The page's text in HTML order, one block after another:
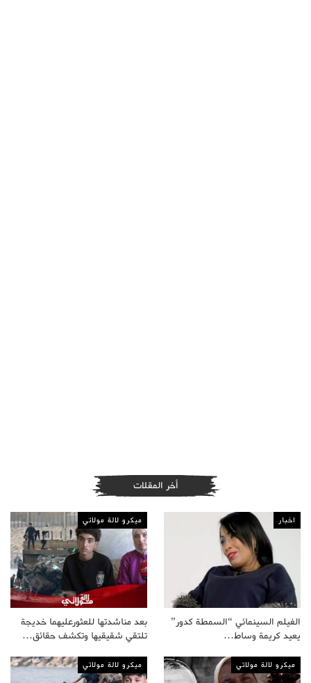
أخر المقلات
اخبار
الفيلم السينمائي “السمطة كدور”
يعيد كريمة وساط…
ميكرو لالة مولاتي
بعد مناشدتها للعثورعليهما خديجة
تلتقي شقيقيها وتكشف حقائق…
ميكرو لالة مولاتي ميكرو لالة مولاتي